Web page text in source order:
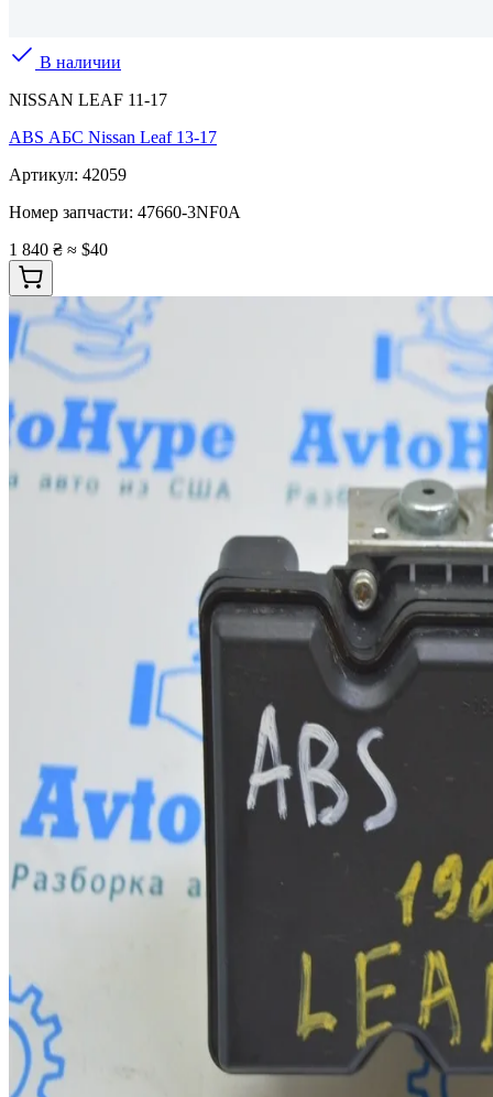
В наличии
NISSAN LEAF 11-17
ABS АБС Nissan Leaf 13-17
Артикул: 42059
Номер запчасти: 47660-3NF0A
1 840 ₴ ≈ $40